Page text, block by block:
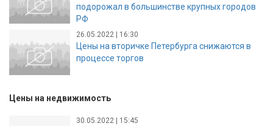
подорожал в большинстве крупных городов
РФ
26.05.2022 | 16:30
Цены на вторичке Петербурга снижаются в
процессе торгов
Цены на недвижимость
30.05.2022 | 15:45